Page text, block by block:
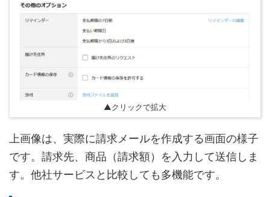
▲クリックで拡大
上画像は、実際に請求メールを作成する画面の様子
です。請求先、商品（請求額）を入力して送信しま
す。他社サービスと比較しても多機能です。